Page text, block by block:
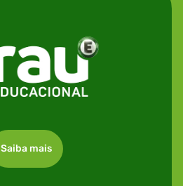
Saiba mais